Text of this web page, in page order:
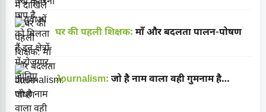
घर की पहली शिक्षक: माँ और बदलता पालन-पोषण
Journalism: जो है नाम वाला वही गुमनाम है…